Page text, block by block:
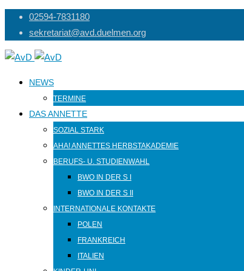
Skip
content
02594-7831180
sekretariat@avd.duelmen.org
NEWS
TERMINE
DAS ANNETTE
SOZIAL STARK
AHA! ANNETTES HERBSTAKADEMIE
BERUFS- U. STUDIENWAHL
BWO IN DER S I
BWO IN DER S II
INTERNATIONALE KONTAKTE
POLEN
FRANKREICH
ITALIEN